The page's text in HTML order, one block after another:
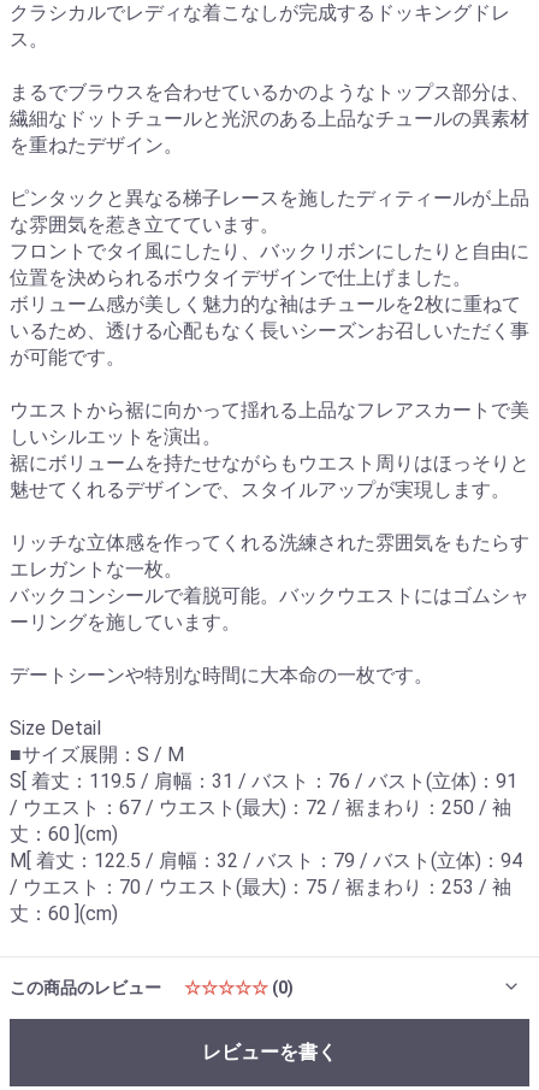
クラシカルでレディな着こなしが完成するドッキングドレ
ス。
まるでブラウスを合わせているかのようなトップス部分は、
繊細なドットチュールと光沢のある上品なチュールの異素材
を重ねたデザイン。
ピンタックと異なる梯子レースを施したディティールが上品
な雰囲気を惹き立てています。
フロントでタイ風にしたり、バックリボンにしたりと自由に
位置を決められるボウタイデザインで仕上げました。
ボリューム感が美しく魅力的な袖はチュールを2枚に重ねて
いるため、透ける心配もなく長いシーズンお召しいただく事
が可能です。
ウエストから裾に向かって揺れる上品なフレアスカートで美
しいシルエットを演出。
裾にボリュームを持たせながらもウエスト周りはほっそりと
魅せてくれるデザインで、スタイルアップが実現します。
リッチな立体感を作ってくれる洗練された雰囲気をもたらす
エレガントな一枚。
バックコンシールで着脱可能。バックウエストにはゴムシャ
ーリングを施しています。
デートシーンや特別な時間に大本命の一枚です。
Size Detail
■サイズ展開：S / M
S[ 着丈：119.5 / 肩幅：31 / バスト：76 / バスト(立体)：91
/ ウエスト：67 / ウエスト(最大)：72 / 裾まわり：250 / 袖
丈：60 ](cm)
M[ 着丈：122.5 / 肩幅：32 / バスト：79 / バスト(立体)：94
/ ウエスト：70 / ウエスト(最大)：75 / 裾まわり：253 / 袖
丈：60 ](cm)
この商品のレビュー ☆☆☆☆☆ (0)
レビューを書く